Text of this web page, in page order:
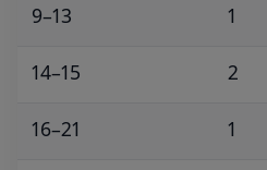
9–13 1
14–15 2
16–21 1